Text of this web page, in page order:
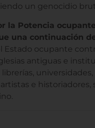
un genocidio
la Potencia
una continuación
Estado ocupante
antiguas e
e